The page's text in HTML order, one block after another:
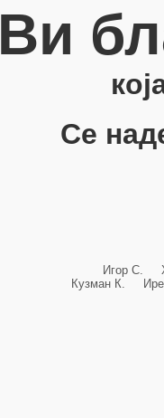
Ви
Се
Игор С.
Кузман К.